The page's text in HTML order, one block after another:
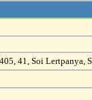
41, Soi Lertpanya,